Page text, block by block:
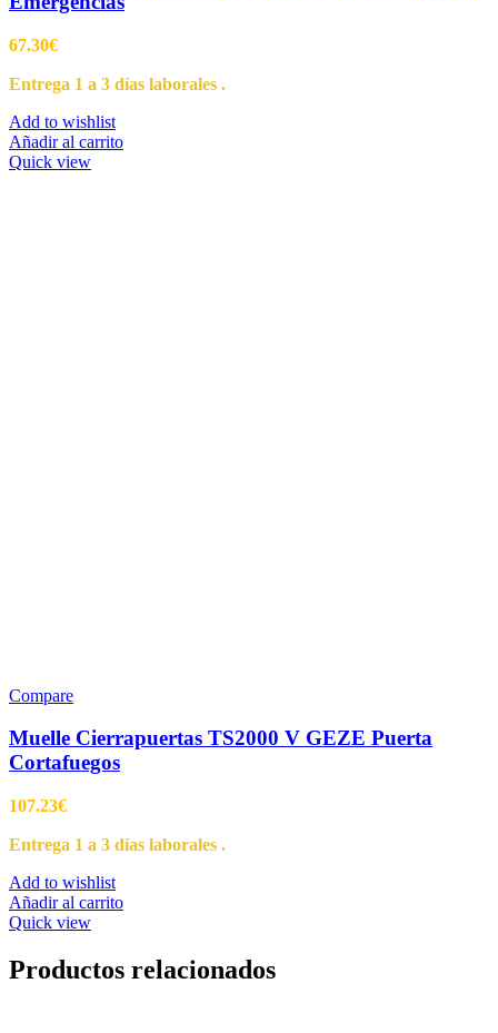
67.30€
Entrega 1 a 3 días laborales .
Add to wishlist
Añadir al carrito
Quick view
Compare
Muelle Cierrapuertas TS2000 V GEZE Puerta
Cortafuegos
107.23€
Entrega 1 a 3 días laborales .
Add to wishlist
Añadir al carrito
Quick view
Productos relacionados